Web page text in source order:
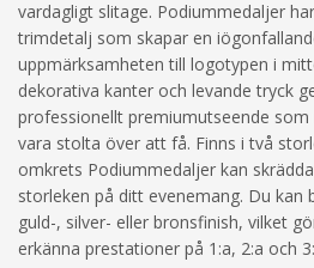
vardagligt slitage. Podiummedaljer
trimdetalj som skapar en
uppmärksamheten till logotypen i
dekorativa kanter och levande tryck
professionellt premiumutseende
vara stolta över att få. Finns i två
omkrets Podiummedaljer kan
storleken på ditt evenemang. Du kan
guld-, silver- eller bronsfinish, vilket
erkänna prestationer på 1:a, 2:a och